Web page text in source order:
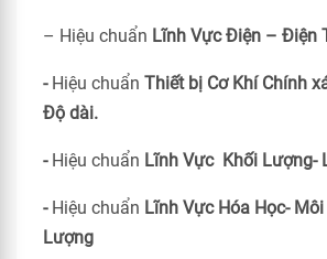
– Hiệu chuẩn Lĩnh Vực Điện – Điện
- Hiệu chuẩn Thiết bị Cơ Khí Chính
Độ dài.
- Hiệu chuẩn Lĩnh Vực Khối Lượng-
- Hiệu chuẩn Lĩnh Vực Hóa Học-
Lượng